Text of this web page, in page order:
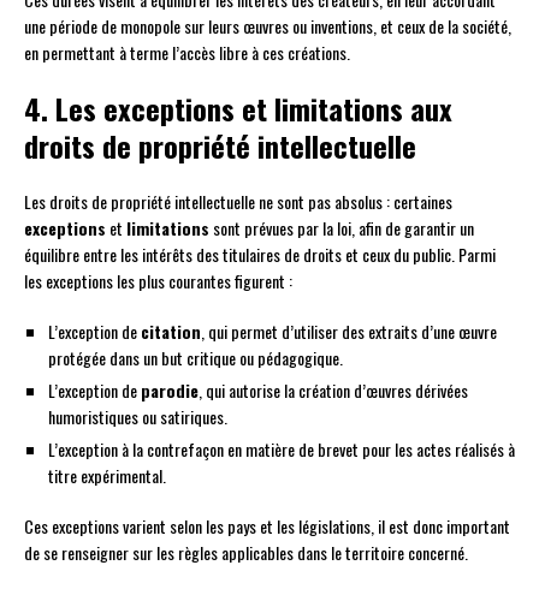
une période de monopole sur leurs œuvres ou inventions, et ceux de la société,
en permettant à terme l’accès libre à ces créations.
4. Les exceptions et limitations aux
droits de propriété intellectuelle
Les droits de propriété intellectuelle ne sont pas absolus : certaines
exceptions et limitations sont prévues par la loi, afin de garantir un
équilibre entre les intérêts des titulaires de droits et ceux du public. Parmi
les exceptions les plus courantes figurent :
L’exception decitation , qui permet d’utiliser des extraits d’une œuvre
protégée dans un but critique ou pédagogique.
L’exception deparodie , qui autorise la création d’œuvres dérivées
humoristiques ou satiriques.
L’exception à la contrefaçon en matière de brevet pour les actes réalisés à
titre expérimental.
Ces exceptions varient selon les pays et les législations, il est donc important
de se renseigner sur les règles applicables dans le territoire concerné.